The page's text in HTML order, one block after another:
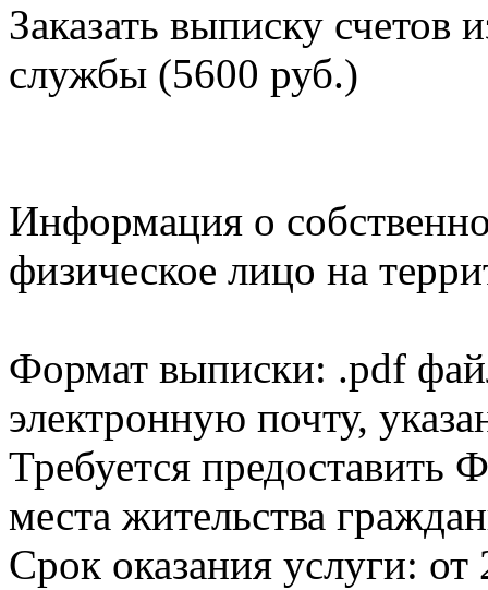
Заказать выписку счетов
службы (5600 руб.)
Информация о
физическое лицо на
Формат выписки: .pdf
электронную почту,
Требуется
места жительства
Срок оказания услуги: от